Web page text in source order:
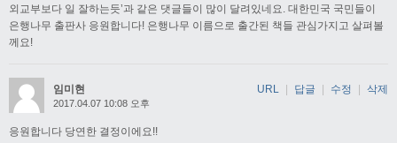
외교부보다 일 잘하는듯’과 같은 댓글들이 많이 달려있네요. 대한민국 국민들이
은행나무 출판사 응원합니다! 은행나무 이름으로 출간된 책들 관심가지고 살펴볼
께요!
임미현
2017.04.07 10:08 오후
응원합니다 당연한 결정이에요!!
URL | 답글 | 수정 | 삭제